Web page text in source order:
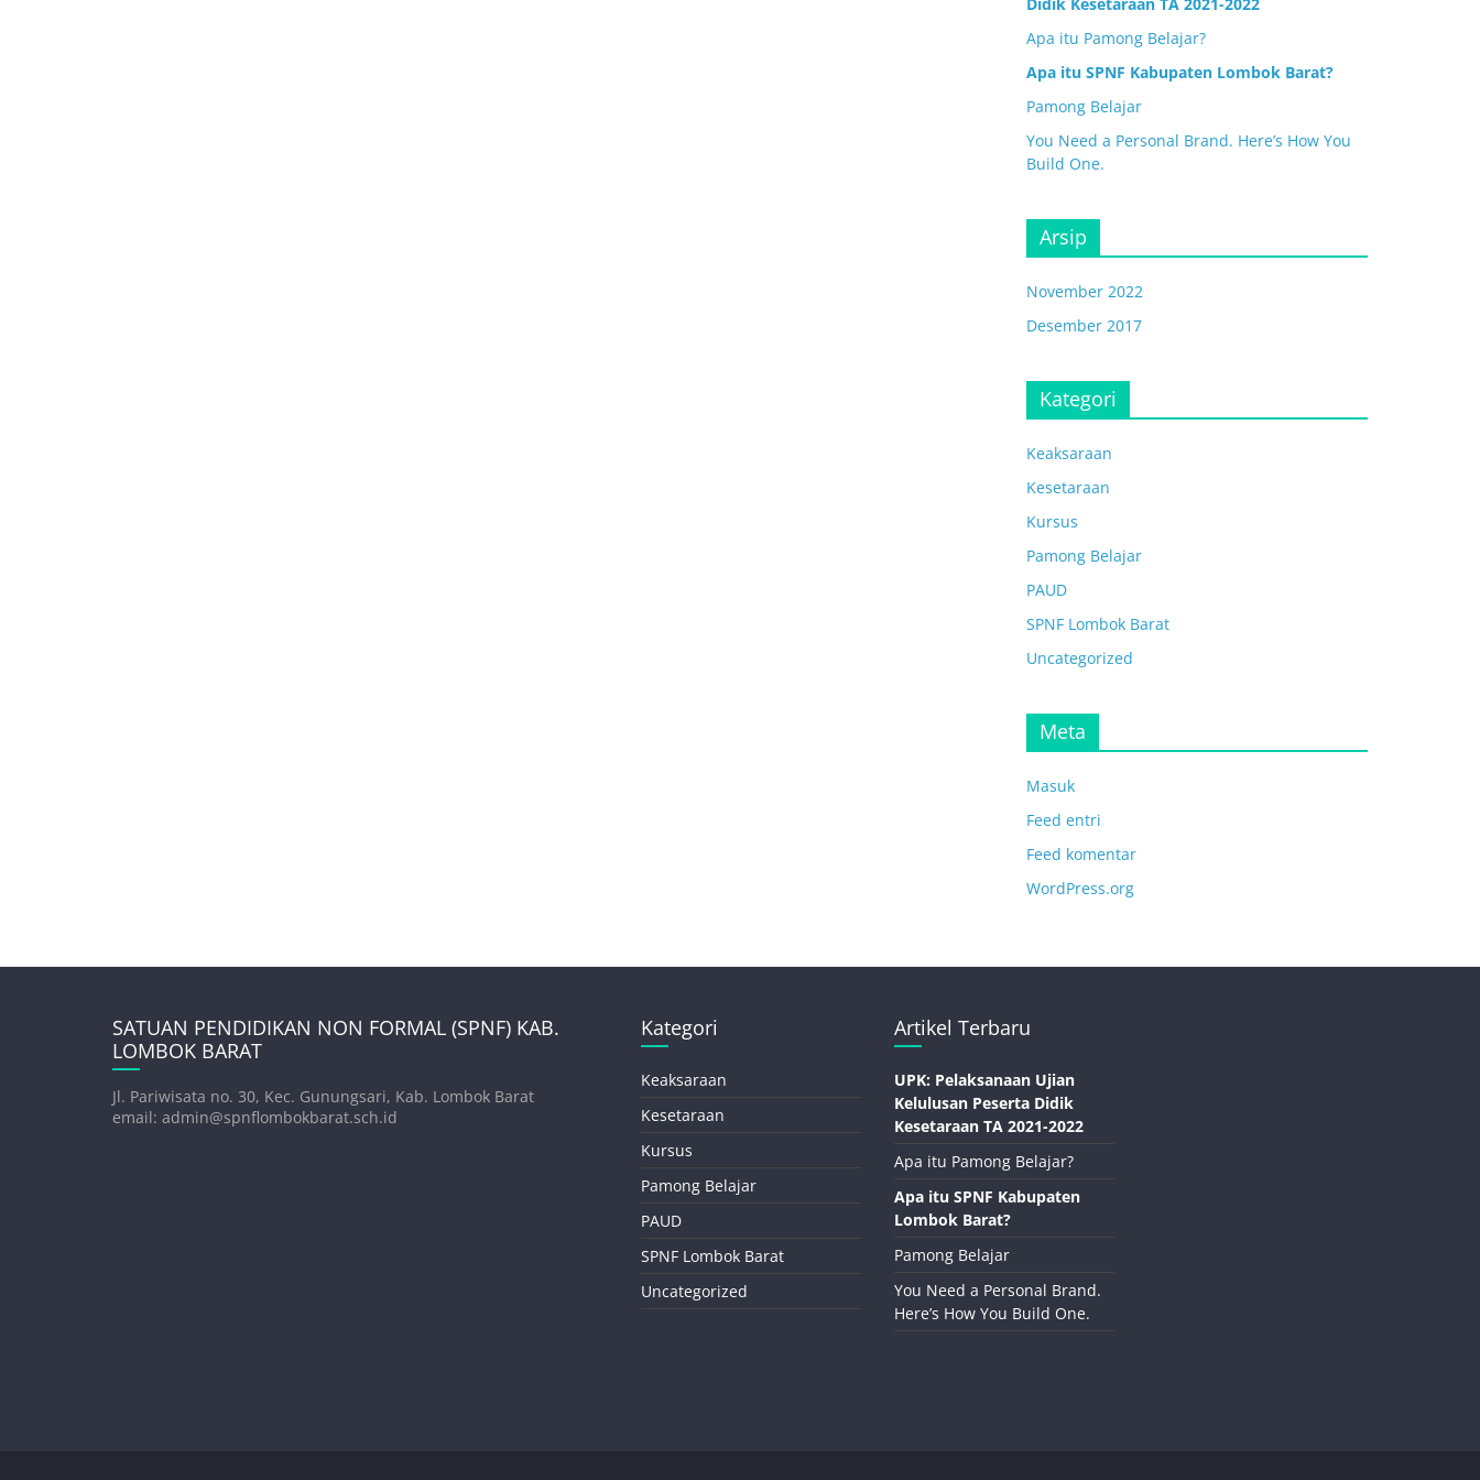
Apa itu Pamong Belajar?
Apa itu SPNF Kabupaten Lombok Barat?
Pamong Belajar
You Need a Personal Brand. Here’s How You
Build One.
Arsip
November 2022
Desember 2017
Kategori
Keaksaraan
Kesetaraan
Kursus
Pamong Belajar
PAUD
SPNF Lombok Barat
Uncategorized
Meta
Masuk
Feed entri
Feed komentar
WordPress.org
SATUAN PENDIDIKAN NON FORMAL (SPNF) KAB.
LOMBOK BARAT
Jl. Pariwisata no. 30, Kec. Gunungsari, Kab. Lombok Barat
email: admin@spnflombokbarat.sch.id
Kategori
Keaksaraan
Kesetaraan
Kursus
Pamong Belajar
PAUD
SPNF Lombok Barat
Uncategorized
Artikel Terbaru
UPK: Pelaksanaan Ujian
Kelulusan Peserta Didik
Kesetaraan TA 2021-2022
Apa itu Pamong Belajar?
Apa itu SPNF Kabupaten
Lombok Barat?
Pamong Belajar
You Need a Personal Brand.
Here’s How You Build One.